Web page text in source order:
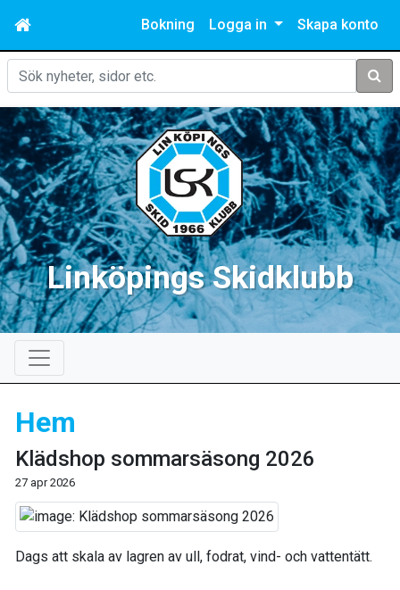
Bokning Logga in Skapa konto
Sök
Linköpings Skidklubb
Hem
Klädshop sommarsäsong 2026
27 apr 2026
Dags att skala av lagren av ull, fodrat, vind- och vattentätt.